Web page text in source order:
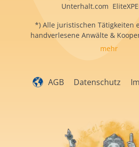
Unterhalt.com
*) Alle juristischen Tätigkeiten
handverlesene Anwälte &
mehr
AGB Datenschutz